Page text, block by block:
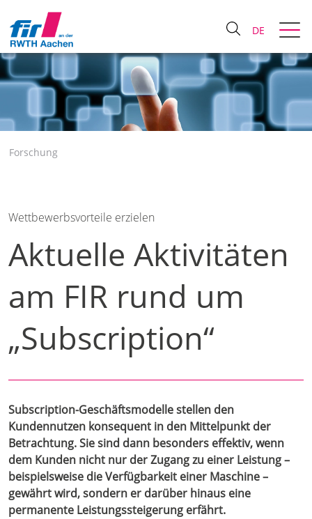
DE
Forschung
Wettbewerbsvorteile erzielen
Aktuelle Aktivitäten
am FIR rund um
„Subscription“
Subscription-Geschäftsmodelle stellen den
Kundennutzen konsequent in den Mittelpunkt der
Betrachtung. Sie sind dann besonders effektiv, wenn
dem Kunden nicht nur der Zugang zu einer Leistung –
beispielsweise die Verfügbarkeit einer Maschine –
gewährt wird, sondern er darüber hinaus eine
permanente Leistungssteigerung erfährt.